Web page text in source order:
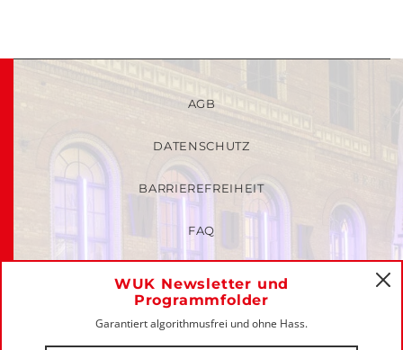
WUK Newsletter und
Programmfolder
Garantiert algorithmusfrei und ohne Hass.
AGB
DATENSCHUTZ
BARRIEREFREIHEIT
FAQ